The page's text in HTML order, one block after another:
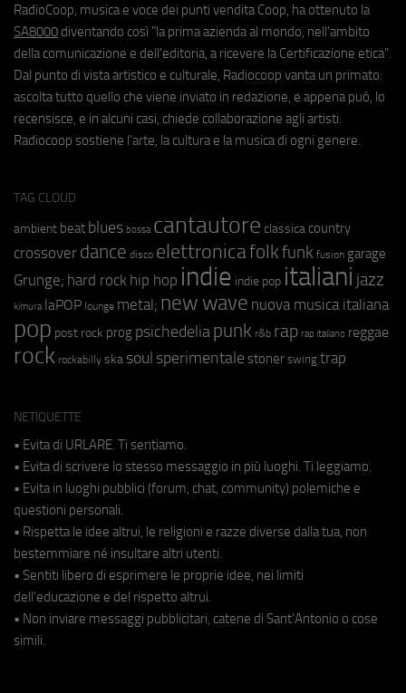
RadioCoop, musica e voce dei punti vendita Coop, ha ottenuto la
SA8000 diventando così "la prima azienda al mondo, nell'ambito
della comunicazione e dell'editoria, a ricevere la Certificazione etica".
Dal punto di vista artistico e culturale, Radiocoop vanta un primato:
ascolta tutto quello che viene inviato in redazione, e appena può, lo
recensisce, e in alcuni casi, chiede collaborazione agli artisti.
Radiocoop sostiene l'arte, la cultura e la musica di ogni genere.
TAG CLOUD
ambient beat blues bossa cantautore classica country
crossover dance disco elettronicafolkfunk fusion garage
Grunge; hard rock hip hop indie indie pop italiani jazz
kimura laPOP lounge metal; new wave nuova musica italiana
pop post rock prog psichedeliapunk r&b rap rap italiano reggae
rock rockabilly ska soul sperimentale stoner swing trap
NETIQUETTE
• Evita di URLARE. Ti sentiamo.
• Evita di scrivere lo stesso messaggio in più luoghi. Ti leggiamo.
• Evita in luoghi pubblici (forum, chat, community) polemiche e
questioni personali.
• Rispetta le idee altrui, le religioni e razze diverse dalla tua, non
bestemmiare né insultare altri utenti.
• Sentiti libero di esprimere le proprie idee, nei limiti
dell'educazione e del rispetto altrui.
• Non inviare messaggi pubblicitari, catene di Sant'Antonio o cose
simili.